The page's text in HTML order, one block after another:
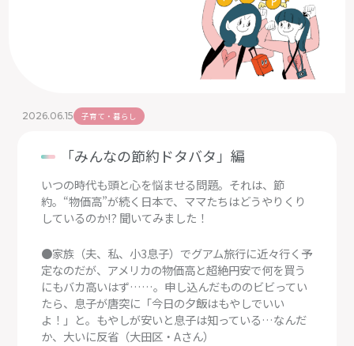
2026.06.15 子育て・暮らし
「みんなの節約ドタバタ」編
いつの時代も頭と心を悩ませる問題。それは、節
約。“物価高”が続く日本で、ママたちはどうやりくり
しているのか!? 聞いてみました！
●家族（夫、私、小3息子）でグアム旅行に近々行く予
定なのだが、アメリカの物価高と超絶円安で何を買う
にもバカ高いはず……。申し込んだもののビビってい
たら、息子が唐突に「今日の夕飯はもやしでいい
よ！」と。もやしが安いと息子は知っている…なんだ
か、大いに反省（大田区・Aさん）